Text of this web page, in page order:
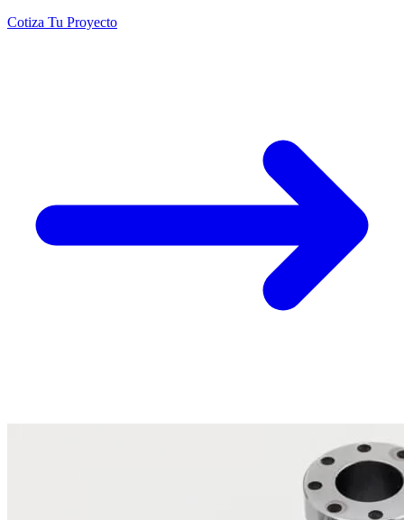
Cotiza Tu Proyecto